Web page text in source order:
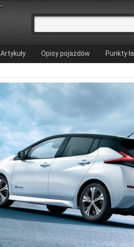
Artykuły Opisy pojazdów Punkty